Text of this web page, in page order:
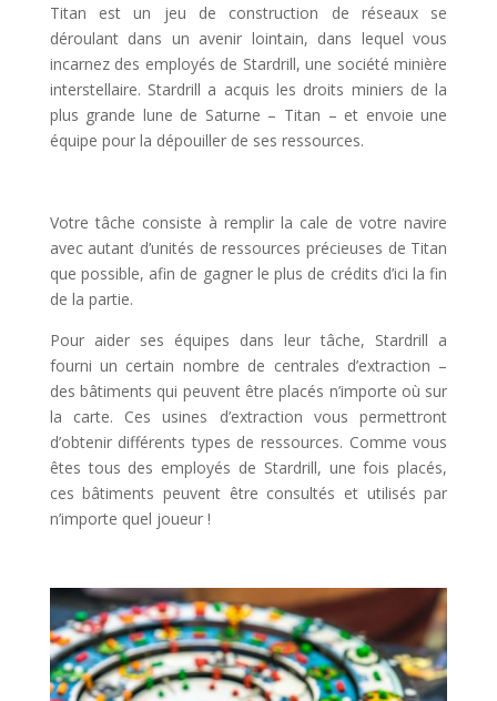
Titan est un jeu de construction de réseaux se
déroulant dans un avenir lointain, dans lequel vous
incarnez des employés de Stardrill, une société minière
interstellaire. Stardrill a acquis les droits miniers de la
plus grande lune de Saturne – Titan – et envoie une
équipe pour la dépouiller de ses ressources.
Votre tâche consiste à remplir la cale de votre navire
avec autant d’unités de ressources précieuses de Titan
que possible, afin de gagner le plus de crédits d’ici la fin
de la partie.
Pour aider ses équipes dans leur tâche, Stardrill a
fourni un certain nombre de centrales d’extraction –
des bâtiments qui peuvent être placés n’importe où sur
la carte. Ces usines d’extraction vous permettront
d’obtenir différents types de ressources. Comme vous
êtes tous des employés de Stardrill, une fois placés,
ces bâtiments peuvent être consultés et utilisés par
n’importe quel joueur !